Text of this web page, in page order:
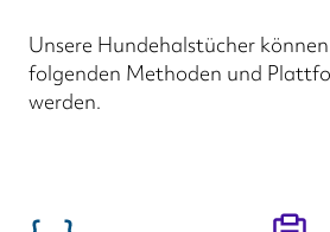
Unsere Hundehalstücher
folgenden Methoden und
werden.